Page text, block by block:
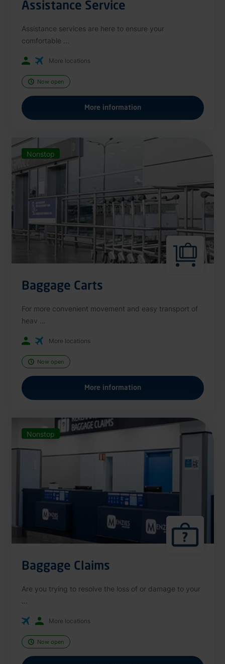
Assistance Service
Assistance services are here to ensure your
comfortable ...
More locations
Now open
More information
Nonstop
Baggage Carts
For more convenient movement and easy transport of
heav ...
More locations
Now open
More information
Nonstop
Baggage Claims
Are you trying to resolve the loss of or damage to your
More locations
Now open